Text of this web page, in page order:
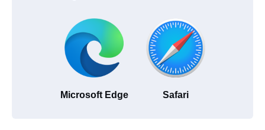
Microsoft Edge Safari